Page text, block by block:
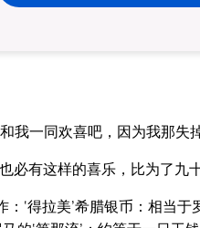
我一同欢喜吧，因为我那失
必有这样的喜乐，比为了九
：‘得拉美’希腊银币：相当